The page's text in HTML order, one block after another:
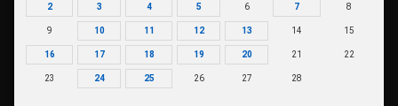
2 3 4 5 6 7 8
9 10 11 12 13 14 15
16 17 18 19 20 21 22
23 24 25 26 27 28